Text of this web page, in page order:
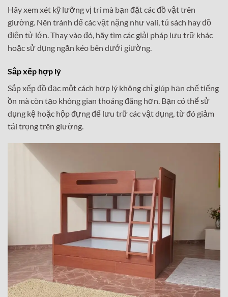
Hãy xem xét kỹ lưỡng vị trí mà bạn đặt các đồ vật trên
giường. Nên tránh để các vật nặng như vali, tủ sách hay đồ
điện tử lớn. Thay vào đó, hãy tìm các giải pháp lưu trữ khác
hoặc sử dụng ngăn kéo bên dưới giường.
Sắp xếp hợp lý
Sắp xếp đồ đạc một cách hợp lý không chỉ giúp hạn chế tiếng
ồn mà còn tạo không gian thoáng đãng hơn. Bạn có thể sử
dụng kệ hoặc hộp đựng để lưu trữ các vật dụng, từ đó giảm
tải trọng trên giường.